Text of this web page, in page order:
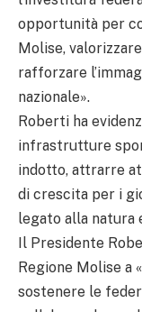
opportunità per
Molise,
rafforzare
nazionale».
Roberti ha
infrastrutture
indotto, attrarre
di crescita per i
legato alla natura
Il Presidente
Regione Molise a
sostenere le